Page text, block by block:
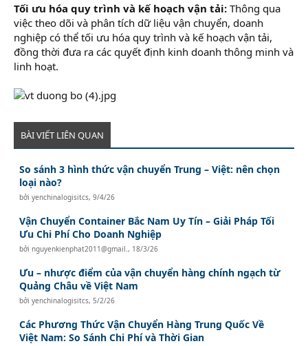
Tối ưu hóa quy trình và kế hoạch vận tải: Thông qua
việc theo dõi và phân tích dữ liệu vận chuyển, doanh
nghiệp có thể tối ưu hóa quy trình và kế hoạch vận tải,
đồng thời đưa ra các quyết định kinh doanh thông minh và
linh hoạt.
BÀI VIẾT LIÊN QUAN
So sánh 3 hình thức vận chuyển Trung – Việt: nên chọn
loại nào?
bởiyenchinalogisitcs,9/4/26
Vận Chuyển Container Bắc Nam Uy Tín – Giải Pháp Tối
Ưu Chi Phí Cho Doanh Nghiệp
bởinguyenkienphat2011@gmail. , 18/3/26
Ưu – nhược điểm của vận chuyển hàng chính ngạch từ
Quảng Châu về Việt Nam
bởiyenchinalogisitcs, 5/2/26
Các Phương Thức Vận Chuyển Hàng Trung Quốc Về
Việt Nam: So Sánh Chi Phí và Thời Gian